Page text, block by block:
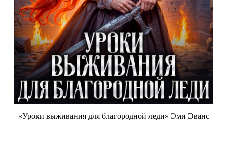
«Уроки выживания для благородной леди» Эми Эванс